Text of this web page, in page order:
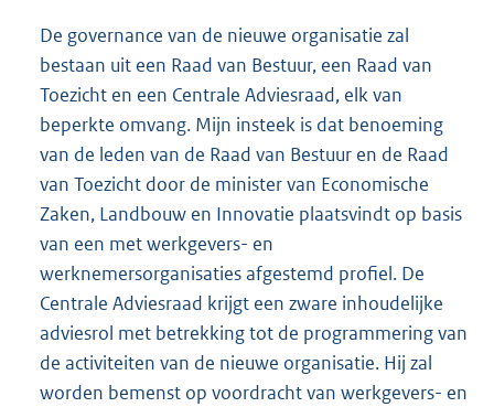
De governance van de nieuwe organisatie zal
bestaan uit een Raad van Bestuur, een Raad van
Toezicht en een Centrale Adviesraad, elk van
beperkte omvang. Mijn insteek is dat benoeming
van de leden van de Raad van Bestuur en de Raad
van Toezicht door de minister van Economische
Zaken, Landbouw en Innovatie plaatsvindt op basis
van een met werkgevers- en
werknemersorganisaties afgestemd profiel. De
Centrale Adviesraad krijgt een zware inhoudelijke
adviesrol met betrekking tot de programmering van
de activiteiten van de nieuwe organisatie. Hij zal
worden bemenst op voordracht van werkgevers- en